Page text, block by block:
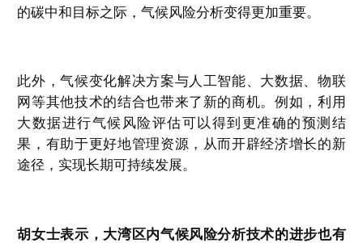
的碳中和目标之际，气候风险分析变得更加重要。
此外，气候变化解决方案与人工智能、大数据、物联
网等其他技术的结合也带来了新的商机。例如，利用
大数据进行气候风险评估可以得到更准确的预测结
果，有助于更好地管理资源，从而开辟经济增长的新
途径，实现长期可持续发展。
胡女士表示，大湾区内气候风险分析技术的进步也有